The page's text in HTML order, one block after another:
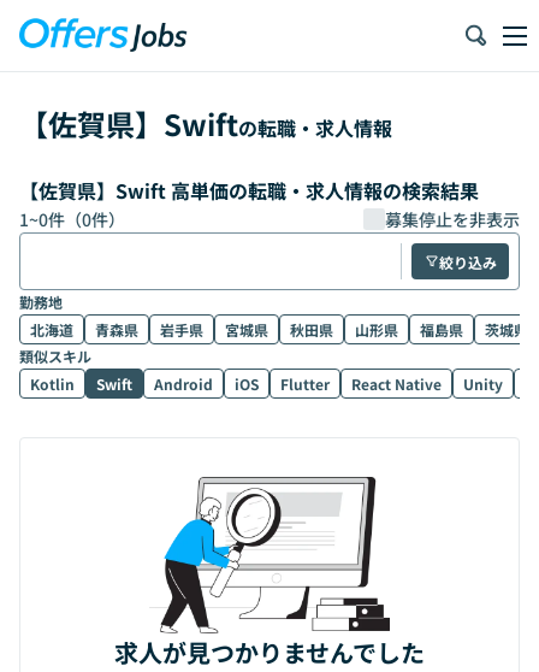
【佐賀県】 Swiftの転職・求人情報
【佐賀県】Swift 高単価の転職・求人情報の検索結果
1~0件（0件） 募集停止を非表示
絞り込み
勤務地
北海道
青森県 岩手県 宮城県 秋田県 山形県 福島県
茨城県
類似スキル
Kotlin
Swift Android iOS Flutter React Native Unity
求人が見つかりませんでした